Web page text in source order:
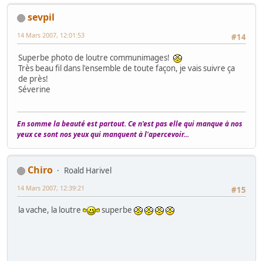
sevpil
#14
14 Mars 2007, 12:01:53
Superbe photo de loutre communimages!
Très beau fil dans l'ensemble de toute façon, je vais suivre ça
de près!
Séverine
En somme la beauté est partout. Ce n'est pas elle qui manque à nos
yeux ce sont nos yeux qui manquent à l'apercevoir...
Chiro
Roald Harivel
#15
14 Mars 2007, 12:39:21
la vache, la loutre superbe